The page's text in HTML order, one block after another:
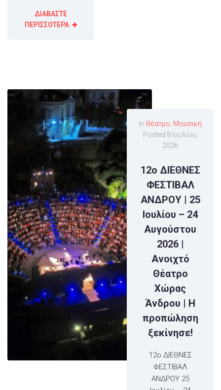
ΔΙΑΒΑΣΤΕ
ΠΕΡΙΣΣΟΤΕΡΑ
In Θέατρο, Μουσική
Posted 8 Ιουλίου,
2026
12ο ΔΙΕΘΝΕΣ
ΦΕΣΤΙΒΑΛ
ΑΝΔΡΟΥ | 25
Ιουλίου – 24
Αυγούστου
2026 |
Ανοιχτό
Θέατρο
Χώρας
Άνδρου | Η
προπώληση
ξεκίνησε!
12ο ΔΙΕΘΝΕΣ
ΦΕΣΤΙΒΑΛ
ΑΝΔΡΟΥ 25